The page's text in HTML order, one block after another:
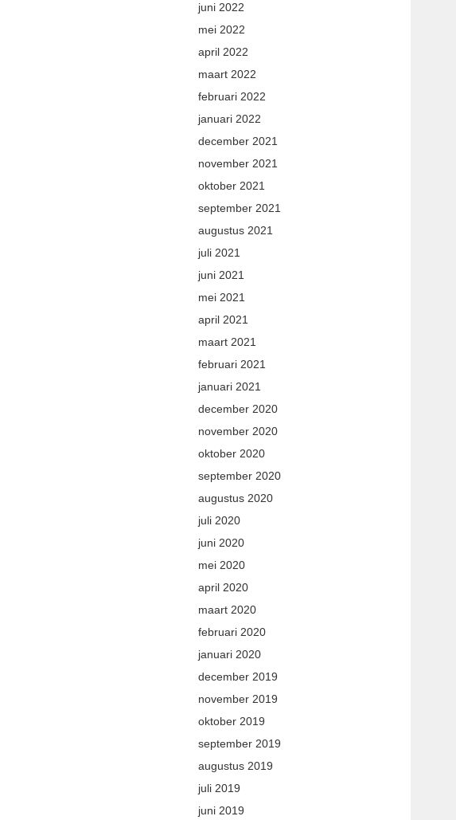
juni 2022
mei 2022
april 2022
maart 2022
februari 2022
januari 2022
december 2021
november 2021
oktober 2021
september 2021
augustus 2021
juli 2021
juni 2021
mei 2021
april 2021
maart 2021
februari 2021
januari 2021
december 2020
november 2020
oktober 2020
september 2020
augustus 2020
juli 2020
juni 2020
mei 2020
april 2020
maart 2020
februari 2020
januari 2020
december 2019
november 2019
oktober 2019
september 2019
augustus 2019
juli 2019
juni 2019